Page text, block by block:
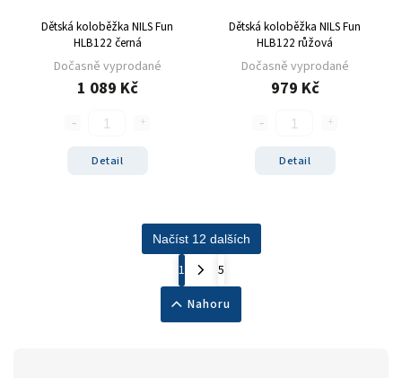
Dětská koloběžka NILS Fun
HLB122 černá
Dočasně vyprodané
1 089 Kč
Detail
Dětská koloběžka NILS Fun
HLB122 růžová
Dočasně vyprodané
979 Kč
Detail
Načíst 12 dalších
1
5
Nahoru